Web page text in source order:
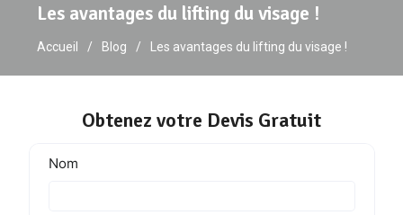
Les avantages du lifting du visage !
Accueil Blog Les avantages du lifting du visage !
Obtenez votre Devis Gratuit